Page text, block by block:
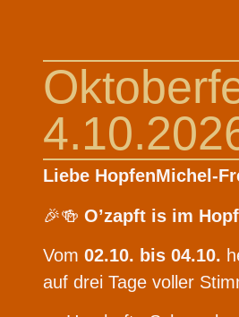
Liebe HopfenMichel-
🎉🍻 O’zapft is im
Vom 02.10. bis 04.10.
auf drei Tage voller